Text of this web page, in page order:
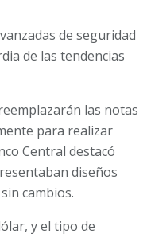
de seguridad
de las tendencias
las notas
para realizar
Central destacó
diseños
cambios.
y el tipo de